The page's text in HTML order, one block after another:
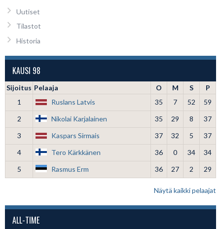
Uutiset
Tilastot
Historia
KAUSI 98
Sijoitus Pelaaja O M S
P
1
Ruslans Latvis 35 7 52
59
2
Nikolai Karjalainen 35 29 8
37
3
Kaspars Sirmais 37 32 5
37
4
Tero Kärkkänen 36 0 34
34
5
Rasmus Erm 36 27 2 29
Näytä kaikki pelaajat
ALL-TIME